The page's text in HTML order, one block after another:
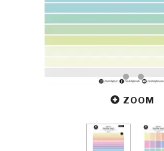
ZOOM